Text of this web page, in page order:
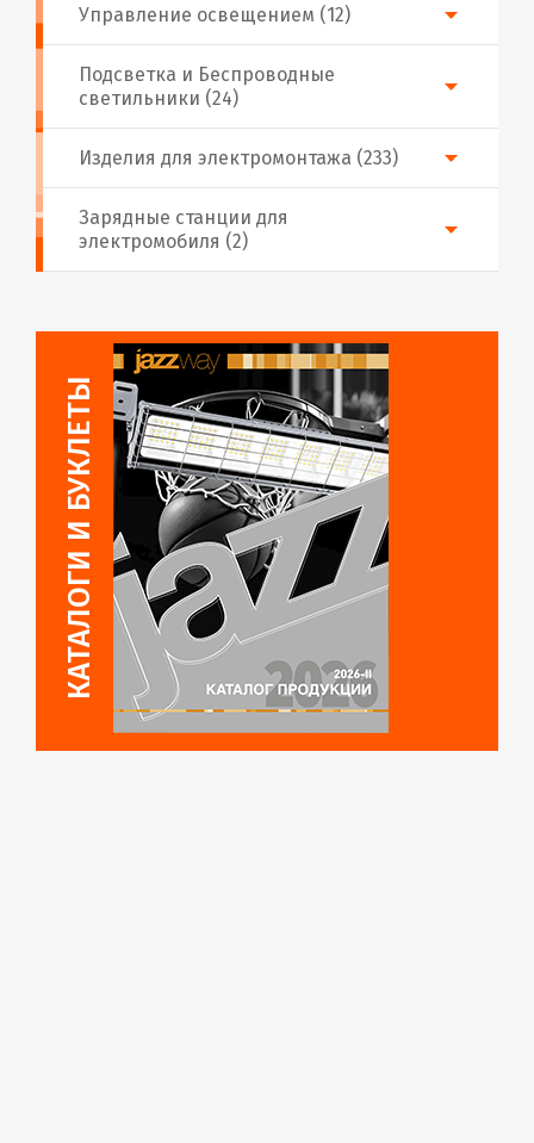
Подсветка и Беспроводные
светильники (24)
Изделия для электромонтажа (233)
Управление освещением (12)
Зарядные станции для
электромобиля (2)